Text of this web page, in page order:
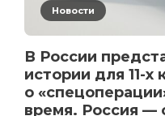
Новости
В России
истории для 11-х
о
время. Россия —